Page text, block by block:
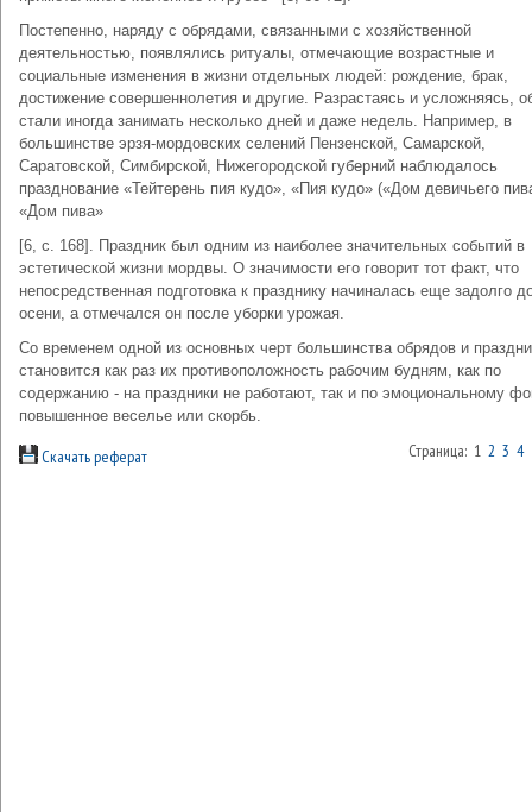
Постепенно, наряду с обрядами, связанными с хозяйственной
деятельностью, появлялись ритуалы, отмечающие возрастные и
социальные изменения в жизни отдельных людей: рождение, брак,
достижение совершеннолетия и другие. Разрастаясь и усложняясь,
стали иногда занимать несколько дней и даже недель. Например, в
большинстве эрзя-мордовских селений Пензенской, Самарской,
Саратовской, Симбирской, Нижегородской губерний наблюдалось
празднование «Тейтерень пия кудо», «Пия кудо» («Дом девичьего
«Дом пива»
[6, с. 168]. Праздник был одним из наиболее значительных событий в
эстетической жизни мордвы. О значимости его говорит тот факт, что
непосредственная подготовка к празднику начиналась еще задолго
осени, а отмечался он после уборки урожая.
Со временем одной из основных черт большинства обрядов и
становится как раз их противоположность рабочим будням, как по
содержанию - на праздники не работают, так и по эмоциональному
повышенное веселье или скорбь.
Скачать реферат Страница: 1 2 3 4